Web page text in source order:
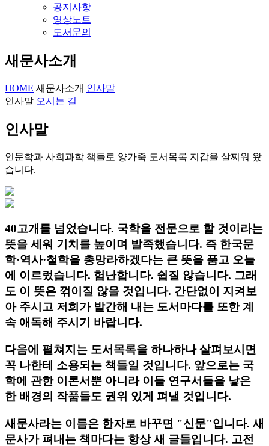
공지사항
영상노트
도서문의
새문사소개
HOME 새문사소개 인사말
인사말 오시는 길
인사말
인문학과 사회과학 책들로 양가죽 도서목록 지갑을 살찌워 왔
습니다.
40고개를 넘었습니다. 국학을 전문으로 할 것이라는
뜻을 세워 기치를 높이며 발족했습니다. 즉 한국문
학·역사·철학을 총망라하겠다는 큰 뜻을 품고 오늘
에 이르렀습니다. 험난합니다. 쉽질 않습니다. 그래
도 이 뜻은 꺾이질 않을 것입니다. 간단없이 지켜보
아 주시고 저희가 발간해 내는 도서마다를 또한 계
속 애독해 주시기 바랍니다.
다음에 펼쳐지는 도서목록을 하나하나 살펴보시면
꼭 나한테 소용되는 책들일 것입니다. 앞으로는 국
학에 관한 이론서뿐 아니라 이들 연구서들을 낳은
한 배경의 작품들도 권위 있게 펴낼 것입니다.
새문사라는 이름은 한자로 바꾸면 "신문"입니다. 새
문사가 펴내는 책마다는 항상 새 글들입니다. 고전